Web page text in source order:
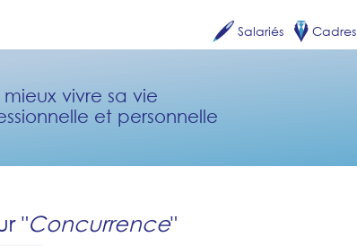
mieux vivre sa vie
et personnelle
Salariés Cadres
"Concurrence"